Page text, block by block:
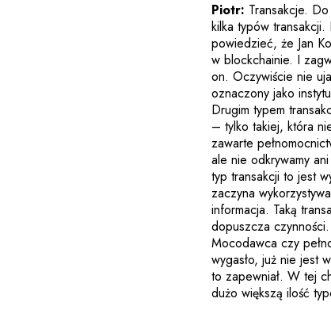
Piotr: Transakcje.
kilka typów
powiedzieć, że Jan
w blockchainie. I
on. Oczywiście nie
oznaczony jako
Drugim typem
– tylko takiej, która
zawarte
ale nie odkrywamy
typ transakcji to jest
zaczyna
informacja. Taką
dopuszcza
Mocodawca czy
wygasło, już nie jest
to zapewniał. W tej
dużo większą ilość